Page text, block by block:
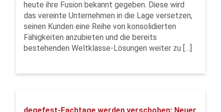
heute ihre Fusion bekannt gegeben. Diese wird
das vereinte Unternehmen in die Lage versetzen,
seinen Kunden eine Reihe von konsolidierten
Fähigkeiten anzubieten und die bereits
bestehenden Weltklasse-Lösungen weiter zu […]